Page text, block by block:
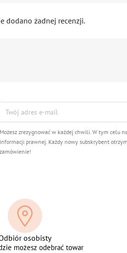
dodano żadnej recenzji.
Możesz zrezygnować w każdej chwili. W tym celu
informacji prawnej. Każdy nowy subskrybent
zamówienie!
osobisty
możesz odebrać towar